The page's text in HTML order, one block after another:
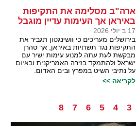
ארה"ב מסלימה את התקיפות
באיראן אך העימות עדיין מוגבל
17 ב יולי 2026
בירושלים מעריכים כי וושינגטון תגביר את
התקיפות נגד תשתיות באיראן, אך טהרן
מבקשת לעת עתה למנוע עימות ישיר עם
ישראל ולהתמקד בזירה האמריקנית ובאיום
על נתיבי השיט במפרץ ובים האדום.
לקריאה >>
3
4
5
6
7
8